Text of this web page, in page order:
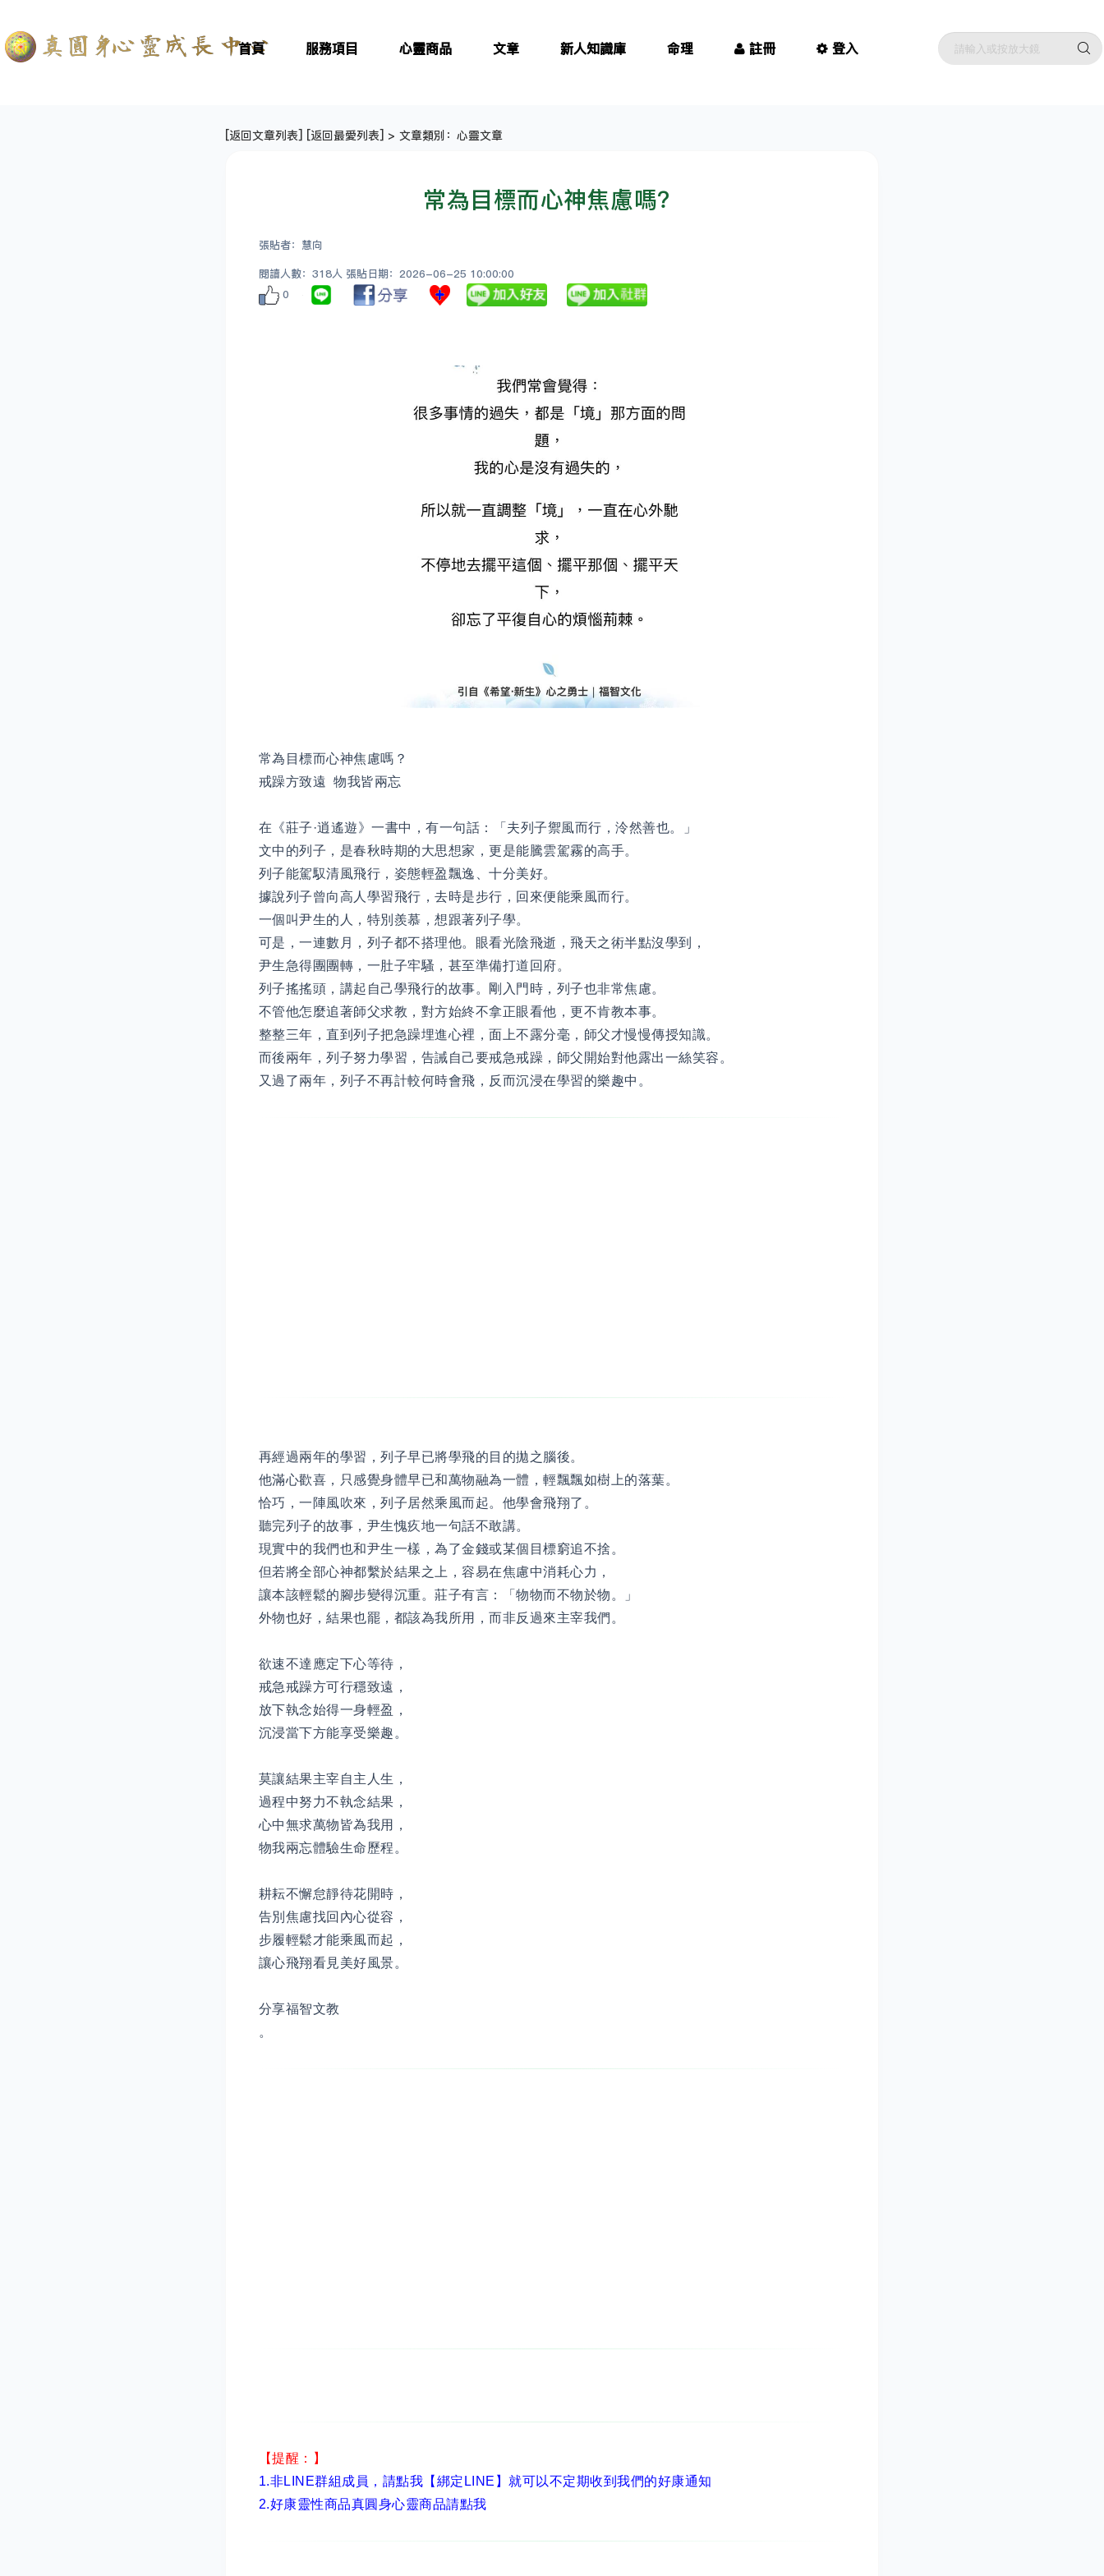
首頁 服務項目 心靈商品 文章 新人知識庫 命理 註冊 登入
[返回文章列表] [返回最愛列表] > 文章類別：心靈文章
常為目標而心神焦慮嗎？
張貼者：慧向
閱讀人數：318人 張貼日期：2026-06-25 10:00:00
0
常為目標而心神焦慮嗎？
戒躁方致遠 物我皆兩忘
在《莊子·逍遙遊》一書中，有一句話：「夫列子禦風而行，泠然善也。」
文中的列子，是春秋時期的大思想家，更是能騰雲駕霧的高手。
列子能駕馭清風飛行，姿態輕盈飄逸、十分美好。
據說列子曾向高人學習飛行，去時是步行，回來便能乘風而行。
一個叫尹生的人，特別羨慕，想跟著列子學。
可是，一連數月，列子都不搭理他。眼看光陰飛逝，飛天之術半點沒學到，
尹生急得團團轉，一肚子牢騷，甚至準備打道回府。
列子搖搖頭，講起自己學飛行的故事。剛入門時，列子也非常焦慮。
不管他怎麼追著師父求教，對方始終不拿正眼看他，更不肯教本事。
整整三年，直到列子把急躁埋進心裡，面上不露分毫，師父才慢慢傳授知識。
而後兩年，列子努力學習，告誡自己要戒急戒躁，師父開始對他露出一絲笑容。
又過了兩年，列子不再計較何時會飛，反而沉浸在學習的樂趣中。
再經過兩年的學習，列子早已將學飛的目的拋之腦後。
他滿心歡喜，只感覺身體早已和萬物融為一體，輕飄飄如樹上的落葉。
恰巧，一陣風吹來，列子居然乘風而起。他學會飛翔了。
聽完列子的故事，尹生愧疚地一句話不敢講。
現實中的我們也和尹生一樣，為了金錢或某個目標窮追不捨。
但若將全部心神都繫於結果之上，容易在焦慮中消耗心力，
讓本該輕鬆的腳步變得沉重。莊子有言：「物物而不物於物。」
外物也好，結果也罷，都該為我所用，而非反過來主宰我們。
欲速不達應定下心等待，
戒急戒躁方可行穩致遠，
放下執念始得一身輕盈，
沉浸當下方能享受樂趣。
莫讓結果主宰自主人生，
過程中努力不執念結果，
心中無求萬物皆為我用，
物我兩忘體驗生命歷程。
耕耘不懈怠靜待花開時，
告別焦慮找回內心從容，
步履輕鬆才能乘風而起，
讓心飛翔看見美好風景。
分享福智文教
。
【提醒：】
1.非LINE群組成員， 請點我【綁定LINE】 就可以不定期收到我們的好康通知
2.好康靈性商品真圓身心靈商品請點我